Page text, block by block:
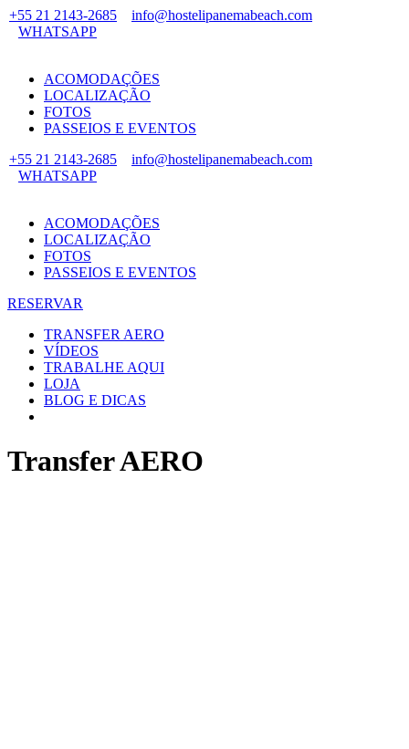
+55 21 2143-2685
info@hostelipanemabeach.com
WHATSAPP
ACOMODAÇÕES
LOCALIZAÇÃO
FOTOS
PASSEIOS E EVENTOS
+55 21 2143-2685
info@hostelipanemabeach.com
WHATSAPP
ACOMODAÇÕES
LOCALIZAÇÃO
FOTOS
PASSEIOS E EVENTOS
RESERVAR
TRANSFER AERO
VÍDEOS
TRABALHE AQUI
LOJA
BLOG E DICAS
Transfer AERO